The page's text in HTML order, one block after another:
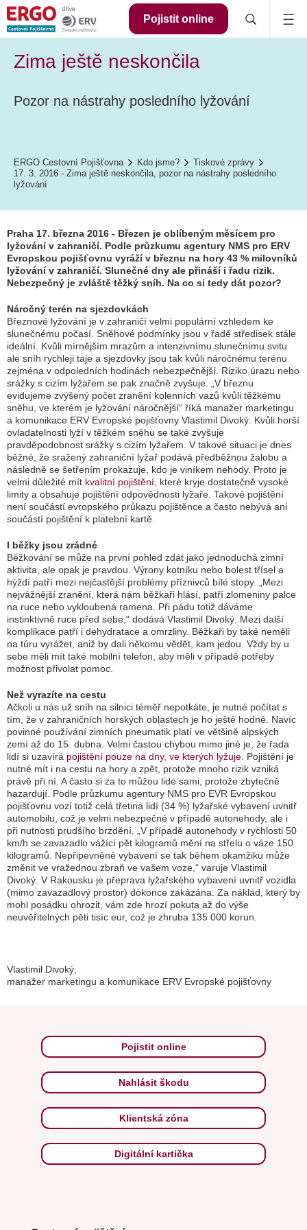
Pojistit online
Zima ještě neskončila
Pozor na nástrahy posledního lyžování
ERGO Cestovní Pojišťovna Kdo jsme?
Tiskové zprávy
17. 3. 2016 - Zima ještě neskončila, pozor na nástrahy posledního
lyžování
Praha 17. března 2016 - Březen je oblíbeným měsícem pro
lyžování v zahraničí. Podle průzkumu agentury NMS pro ERV
Evropskou pojišťovnu vyráží v březnu na hory 43 % milovníků
lyžování v zahraničí. Slunečné dny ale přináší i řadu rizik.
Nebezpečný je zvláště těžký sníh. Na co si tedy dát pozor?
Náročný terén na sjezdovkách
Březnové lyžování je v zahraničí velmi populární vzhledem ke
slunečnému počasí. Sněhové podmínky jsou v řadě středisek stále
ideální. Kvůli mírnějším mrazům a intenzivnímu slunečnímu svitu
ale sníh rychleji taje a sjezdovky jsou tak kvůli náročnému terénu
zejména v odpoledních hodinách nebezpečnější. Riziko úrazu nebo
srážky s cizím lyžařem se pak značně zvyšuje. „V březnu
evidujeme zvýšený počet zranění kolenních vazů kvůli těžkému
sněhu, ve kterém je lyžování náročnější“ říká manažer marketingu
a komunikace ERV Evropské pojišťovny Vlastimil Divoký. Kvůli horší
ovladatelnosti lyží v těžkém sněhu se také zvyšuje
pravděpodobnost srážky s cizím lyžařem. V takové situaci je dnes
běžné, že sražený zahraniční lyžař podává předběžnou žalobu a
následně se šetřením prokazuje, kdo je viníkem nehody. Proto je
velmi důležité mít kvalitní pojištění , které kryje dostatečně vysoké
limity a obsahuje pojištění odpovědnosti lyžaře. Takové pojištění
není součástí evropského průkazu pojištěnce a často nebývá ani
součástí pojištění k platební kartě.
I běžky jsou zrádné
Běžkování se může na první pohled zdát jako jednoduchá zimní
aktivita, ale opak je pravdou. Výrony kotníku nebo bolest třísel a
hýždí patří mezi nejčastější problémy příznivců bílé stopy. „Mezi
nejvážnější zranění, která nám běžkaři hlásí, patří zlomeniny palce
na ruce nebo vykloubená ramena. Při pádu totiž dáváme
instinktivně ruce před sebe,“ dodává Vlastimil Divoký. Mezi další
komplikace patří i dehydratace a omrzliny. Běžkaři by také neměli
na túru vyrážet, aniž by dali někomu vědět, kam jedou. Vždy by u
sebe měli mít také mobilní telefon, aby měli v případě potřeby
možnost přivolat pomoc.
Než vyrazíte na cestu
Ačkoli u nás už sníh na silnici téměř nepotkáte, je nutné počítat s
tím, že v zahraničních horských oblastech je ho ještě hodně. Navíc
povinné používání zimních pneumatik platí ve většině alpských
zemí až do 15. dubna. Velmi častou chybou mimo jiné je, že řada
lidí si uzavírá pojištění pouze na dny, ve kterých lyžuje . Pojištění je
nutné mít i na cestu na hory a zpět, protože mnoho rizik vzniká
právě při ní. A často si za to můžou lidé sami, protože zbytečně
hazardují. Podle průzkumu agentury NMS pro EVR Evropskou
pojišťovnu vozí totiž celá třetina lidí (34 %) lyžařské vybavení uvnitř
automobilu, což je velmi nebezpečné v případě autonehody, ale i
při nutnosti prudšího brzdění. „V případě autonehody v rychlosti 50
km/h se zavazadlo vážící pět kilogramů mění na střelu o váze 150
kilogramů. Nepřipevněné vybavení se tak během okamžiku může
změnit ve vražednou zbraň ve vašem voze,“ varuje Vlastimil
Divoký. V Rakousku je přeprava lyžařského vybavení uvnitř vozidla
(mimo zavazadlový prostor) dokonce zakázána. Za náklad, který by
mohl posádku ohrozit, vám zde hrozí pokuta až do výše
neuvěřitelných pěti tisíc eur, což je zhruba 135 000 korun.
Vlastimil Divoký,
manažer marketingu a komunikace ERV Evropské pojišťovny
Pojistit online
Nahlásit škodu
Klientská zóna
Digitální kartička